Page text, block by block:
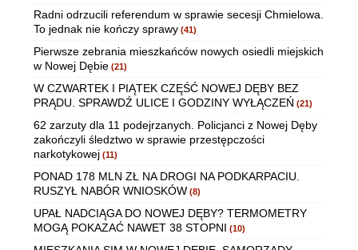
Radni odrzucili referendum w sprawie secesji Chmielowa.
To jednak nie kończy sprawy (41)
Pierwsze zebrania mieszkańców nowych osiedli miejskich
w Nowej Dębie (21)
W CZWARTEK I PIĄTEK CZĘŚĆ NOWEJ DĘBY BEZ
PRĄDU. SPRAWDŹ ULICE I GODZINY WYŁĄCZEŃ (21)
62 zarzuty dla 11 podejrzanych. Policjanci z Nowej Dęby
zakończyli śledztwo w sprawie przestępczości
narkotykowej (11)
PONAD 178 MLN ZŁ NA DROGI NA PODKARPACIU.
RUSZYŁ NABÓR WNIOSKÓW (8)
UPAŁ NADCIĄGA DO NOWEJ DĘBY? TERMOMETRY
MOGĄ POKAZAĆ NAWET 38 STOPNI (10)